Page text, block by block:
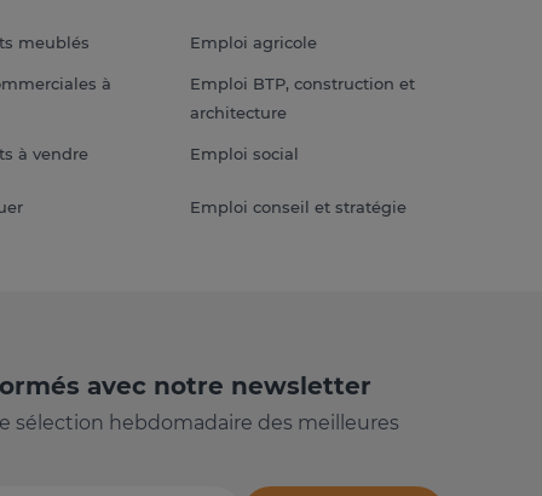
meublés
à
à vendre
Emploi agricole
Emploi BTP, construction et
architecture
Emploi social
Emploi conseil et stratégie
avec notre newsletter
sélection hebdomadaire des meilleures